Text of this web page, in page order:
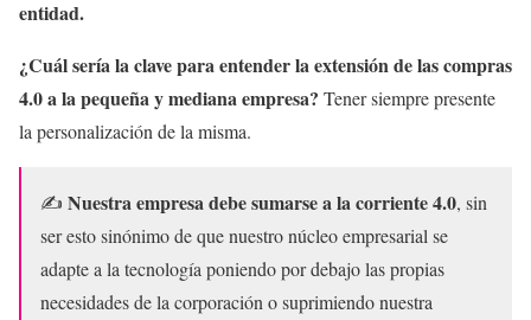
entidad.
¿Cuál sería la clave para entender la extensión de las compras
4.0 a la pequeña y mediana empresa? Tener siempre presente
la personalización de la misma.
✍ Nuestra empresa debe sumarse a la corriente 4.0, sin
ser esto sinónimo de que nuestro núcleo empresarial se
adapte a la tecnología poniendo por debajo las propias
necesidades de la corporación o suprimiendo nuestra